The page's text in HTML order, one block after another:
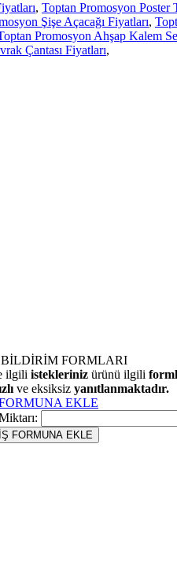
, Toptan Promosyon Poster
Şişe Açacağı Fiyatları,
Promosyon Ahşap Kalem
Çantası Fiyatları,
FORMLARI
ilgili istekleriniz ürünü ilgili
ve eksiksiz yanıtlanmaktadır.
EKLE